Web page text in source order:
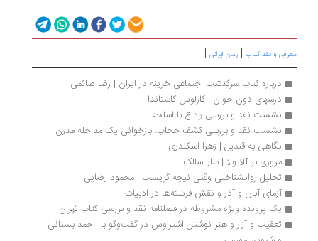
و نقد کتاب|رمان ایرانی|
درباره کتاب سرگذشت اجتماعی خزینه در ایران | رضا صائمی
درسهای دون خوان | کارلوس کاستاندا
نشست نقد و بررسی وداع با اسلحه
نشست نقد و بررسی کشف حجاب: بازخوانی یک مداخله مدرن
نگاهی به قندیل | زهرا اسکندری
مروری بر آلابولا | سارا سالک
تحلیل روانشناختی وقتی نیچه گریست | محمود رضایی
آزمای آبان و آذر و نقش فرشته‌ها در ادبیات
یک پرونده ویژه مشروطه در فصلنامه نقد و بررسی کتاب تهران
تعقیب و آزار و هنر نوشتن اشتراوس در گفت‌وگو با  احمد بستانی